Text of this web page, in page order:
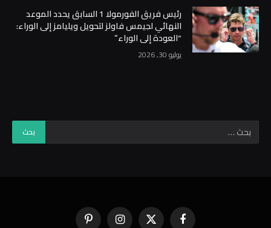
رئيس فريق الفورمولا 1 السابق يحدد الموعد
النهائي لجيمس فاولز لتحويل ويليامز إلى الوراء:
“العودة إلى الوراء”
يوليو 30, 2026
فيسبوك X الانستغرامبينتيريست